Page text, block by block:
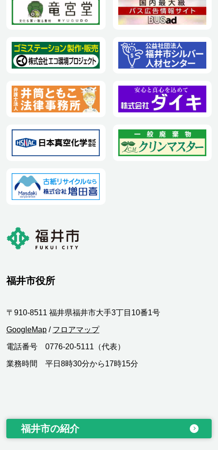
福井市役所
〒910-8511 福井県福井市大手3丁目10番1号
GoogleMap / フロアマップ
電話番号 0776-20-5111（代表）
業務時間 平日8時30分から17時15分
福井市の紹介